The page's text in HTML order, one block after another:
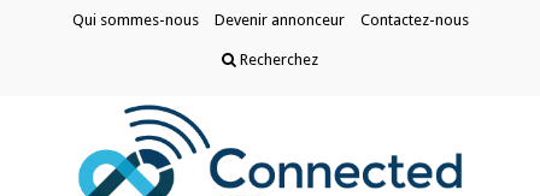
Qui sommes-nous Devenir annonceur Contactez-nous
Recherchez